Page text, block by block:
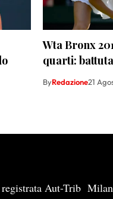
Wta Bronx
quarti:
ByRedazione21
registrata Aut-Trib